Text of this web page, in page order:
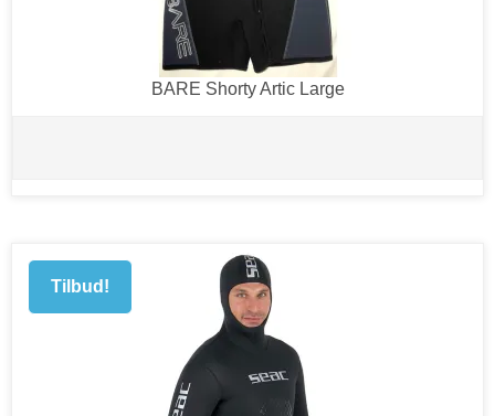
BARE Shorty Artic Large
Tilbud!